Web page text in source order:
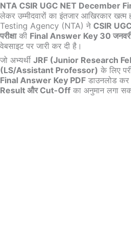
NTA CSIR UGC NET December
लेकर उम्मीदवारों का इंतजार आखिरकार
Testing Agency (NTA) ने CSIR
परीक्षाकी Final Answer Key 30
वेबसाइट पर जारी कर दी है।
जो अभ्यर्थी JRF (Junior Research
(LS/Assistant Professor) के लिए
Final Answer Key PDF डाउनलोड
Result और Cut-Off का अनुमान लगा